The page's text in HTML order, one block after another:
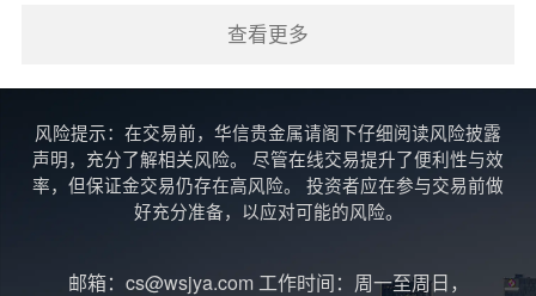
- 地缘政治风险：战争、贸易摩擦等因素可能导致
市场的不确定性增加，从而推动黄金价格上涨。
2. 技术面分析
技术面分析则主要依赖于图表和历史价格数据。通
策略。常见的技术分析方法包括：
查看更多
风险提示：在交易前，华信贵金属请阁下仔细阅读风险披露
声明，充分了解相关风险。 尽管在线交易提升了便利性与效
率，但保证金交易仍存在高风险。 投资者应在参与交易前做
好充分准备，以应对可能的风险。
邮箱：cs@wsjya.com 工作时间：周一至周日，